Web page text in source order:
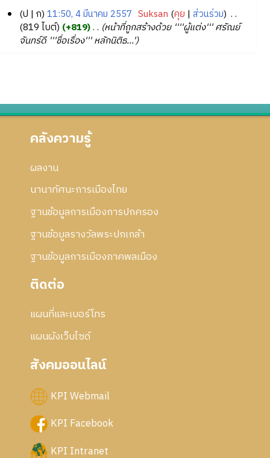
ม
2
ป ก 11:50, 4 มีนาคม 2557 Suksan คุย ส่วนร่วม ‎
819 ไบต์
+819 ‎
หน้าที่ถูกสร้างด้วย ''''ผู้แต่ง''' ศรัณย์
จันทร์ดี '''ชื่อเรื่อง''' หลักนิติธ...'
คลังความรู้
ผลงาน
นานาทัศนะการเมืองไทย
ฐานข้อมูลการเมืองการปกครอง
ฐานข้อมูลรางวัลพระปกเกล้า
ฐานข้อมูลการเมืองภาคพลเมือง
ติดต่อ
แผนที่และเบอร์โทร
แผนผังเว็บไซด์
สังคมออนไลน์
KPI Webmail
KPI Facebook
KPI Intranet